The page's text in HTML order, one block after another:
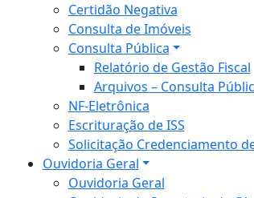
Certidão Negativa
Consulta de Imóveis
Consulta Pública
Relatório de Gestão Fiscal
Arquivos – Consulta
NF-Eletrônica
Escrituração de ISS
Solicitação Credenciamento
Ouvidoria Geral
Ouvidoria Geral